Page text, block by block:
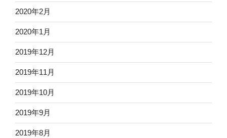
2020年2月
2020年1月
2019年12月
2019年11月
2019年10月
2019年9月
2019年8月